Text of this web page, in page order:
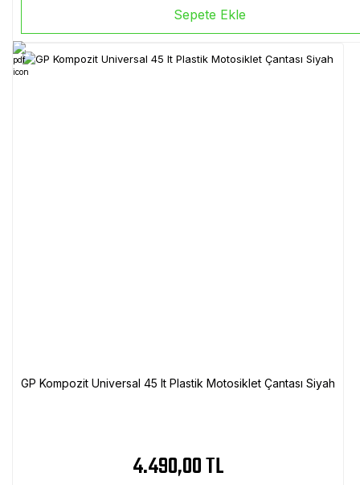
Sepete Ekle
GP Kompozit Universal 45 lt Plastik Motosiklet Çantası Siyah
4.490,00 TL